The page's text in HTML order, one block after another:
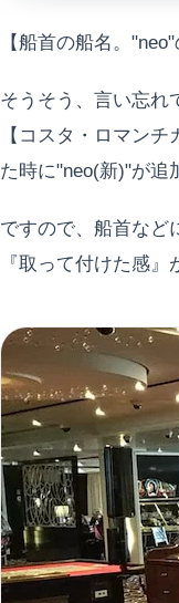
【船首の船名。
そうそう、言い忘れ
【コスタ・ロマン
た時に"neo(新)"が追
ですので、船首など
『取って付けた感